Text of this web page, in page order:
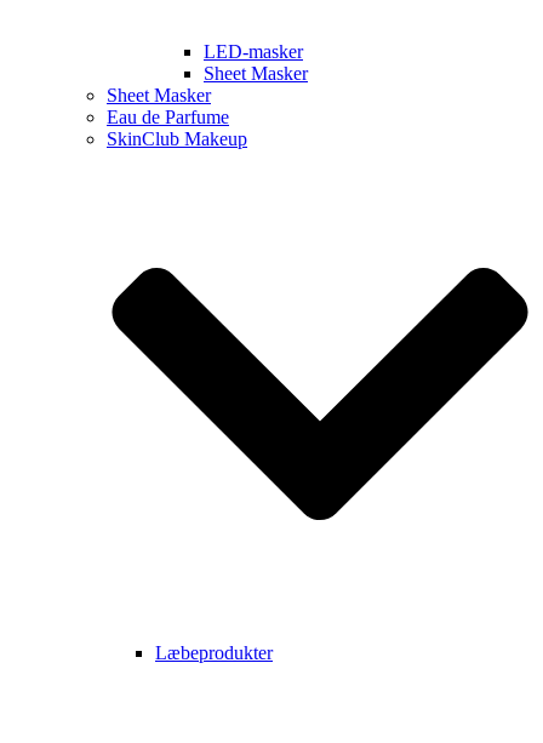
LED-masker
Sheet Masker
Sheet Masker
Eau de Parfume
SkinClub Makeup
Læbeprodukter